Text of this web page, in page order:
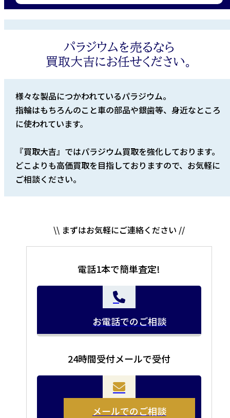
パラジウムを売るなら
買取大吉にお任せください。
様々な製品につかわれているパラジウム。
指輪はもちろんのこと車の部品や銀歯等、身近なところ
に使われています。
『買取大吉』ではパラジウム買取を強化しております。
どこよりも高価買取を目指しておりますので、お気軽に
ご相談ください。
\\ まずはお気軽にご連絡ください //
電話1本で簡単査定!
お電話でのご相談
24時間受付メールで受付
メールでのご相談